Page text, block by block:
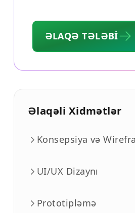
ƏLAQƏ TƏLƏBI
Əlaqəli Xidmətlər
Konsepsiya və
UI/UX Dizaynı
Prototipləmə